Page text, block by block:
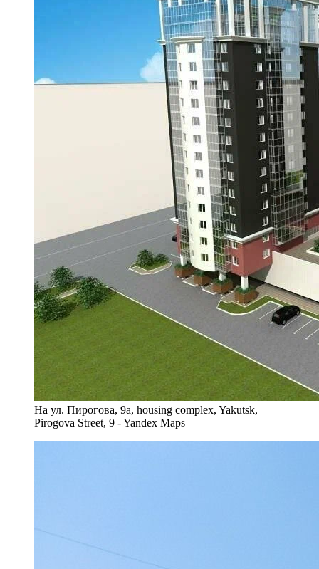
На ул. Пирогова, 9а, housing complex, Yakutsk,
Pirogova Street, 9 - Yandex Maps